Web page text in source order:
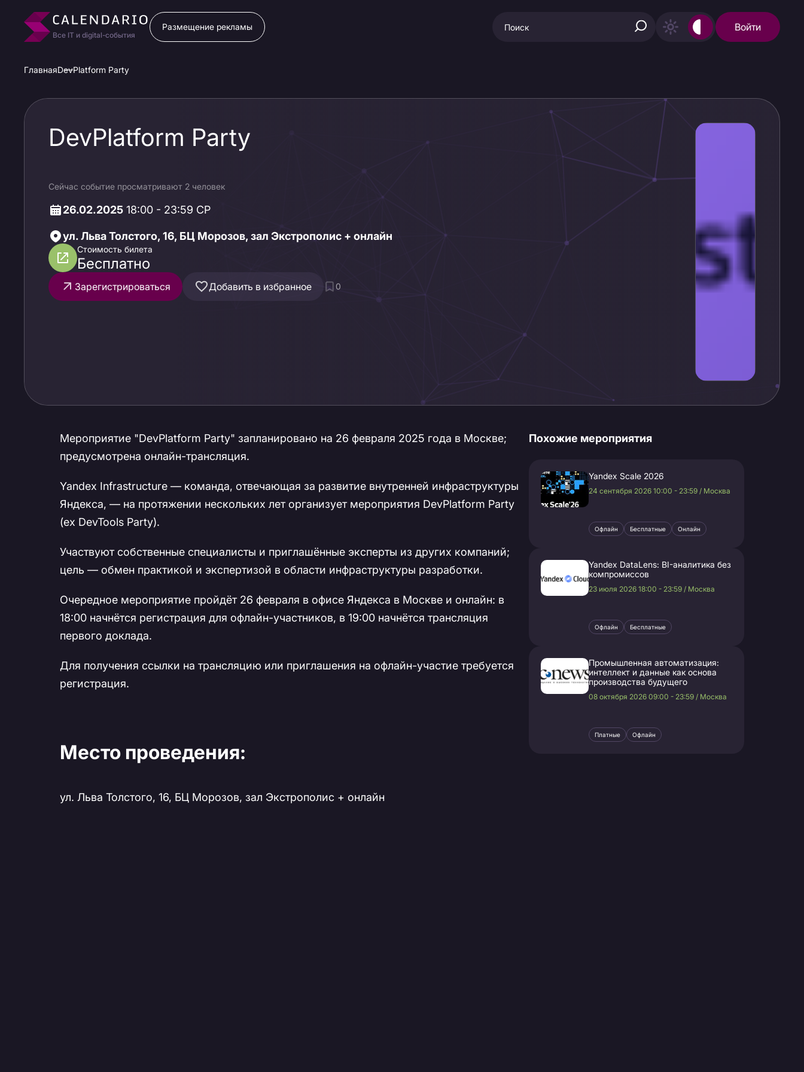
Все IT и digital-события
Размещение рекламы Войти
ГлавнаяDevPlatform Party
DevPlatform Party
Сейчас событие просматривают 2 человек
26.02.2025 18:00 - 23:59 СР
ул. Льва Толстого, 16, БЦ Морозов, зал Экстрополис + онлайн
Стоимость билета
Бесплатно
Зарегистрироваться Добавить в избранное 0
Мероприятие "DevPlatform Party" запланировано на 26 февраля 2025 года в Москве;
предусмотрена онлайн-трансляция.
Yandex Infrastructure — команда, отвечающая за развитие внутренней инфраструктуры
Яндекса, — на протяжении нескольких лет организует мероприятия DevPlatform Party
(ex DevTools Party).
Участвуют собственные специалисты и приглашённые эксперты из других компаний;
цель — обмен практикой и экспертизой в области инфраструктуры разработки.
Очередное мероприятие пройдёт 26 февраля в офисе Яндекса в Москве и онлайн: в
18:00 начнётся регистрация для офлайн-участников, в 19:00 начнётся трансляция
первого доклада.
Для получения ссылки на трансляцию или приглашения на офлайн-участие требуется
регистрация.
Место проведения:
ул. Льва Толстого, 16, БЦ Морозов, зал Экстрополис + онлайн
Похожие мероприятия
Yandex Scale 2026
24 сентября 2026 10:00 - 23:59 / Москва
Офлайн Бесплатные Онлайн
Yandex DataLens: BI-аналитика без
компромиссов
23 июля 2026 18:00 - 23:59 / Москва
Офлайн Бесплатные
Промышленная автоматизация:
интеллект и данные как основа
производства будущего
08 октября 2026 09:00 - 23:59 / Москва
Платные Офлайн